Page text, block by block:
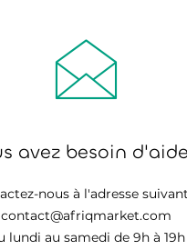
avez besoin
nous à l'adresse
contact@afriqmarket.com
lundi au samedi de 9h à 19h